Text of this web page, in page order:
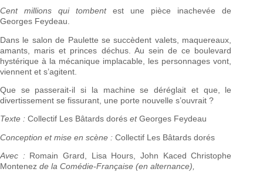
Cent millions qui tombentest une pièce inachevée de
Georges Feydeau.
Dans le salon de Paulette se succèdent valets, maquereaux,
amants, maris et princes déchus. Au sein de ce boulevard
hystérique à la mécanique implacable, les personnages vont,
viennent et s’agitent.
Que se passerait-il si la machine se déréglait et que, le
divertissement se fissurant, une porte nouvelle s’ouvrait ?
Texte : Collectif Les Bâtards dorés etGeorges Feydeau
Conception et mise en scène : Collectif Les Bâtards dorés
Avec : Romain Grard, Lisa Hours, John Kaced Christophe
Montenez de la Comédie-Française (en alternance),